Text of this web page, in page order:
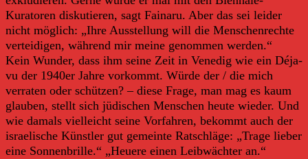
Kuratoren diskutieren, sagt Fainaru. Aber das sei leider
nicht möglich: „Ihre Ausstellung will die Menschenrechte
verteidigen, während mir meine genommen werden.“
Kein Wunder, dass ihm seine Zeit in Venedig wie ein Déja-
vu der 1940er Jahre vorkommt. Würde der / die mich
verraten oder schützen? – diese Frage, man mag es kaum
glauben, stellt sich jüdischen Menschen heute wieder. Und
wie damals vielleicht seine Vorfahren, bekommt auch der
israelische Künstler gut gemeinte Ratschläge: „Trage lieber
eine Sonnenbrille.“ „Heuere einen Leibwächter an.“